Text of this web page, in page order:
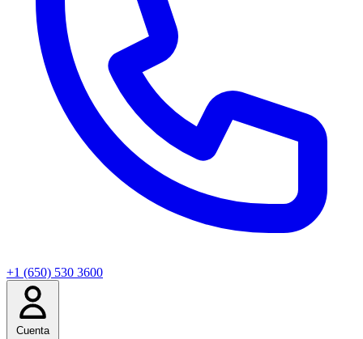
+1 (650) 530 3600
Cuenta